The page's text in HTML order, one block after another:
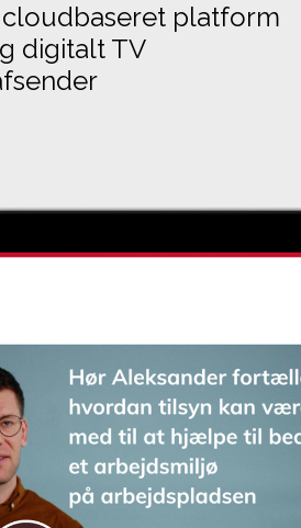
platform
digitalt TV